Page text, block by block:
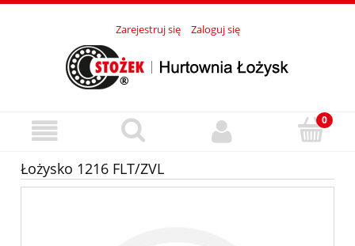
Zarejestruj się Zaloguj się
Łożysko 1216 FLT/ZVL